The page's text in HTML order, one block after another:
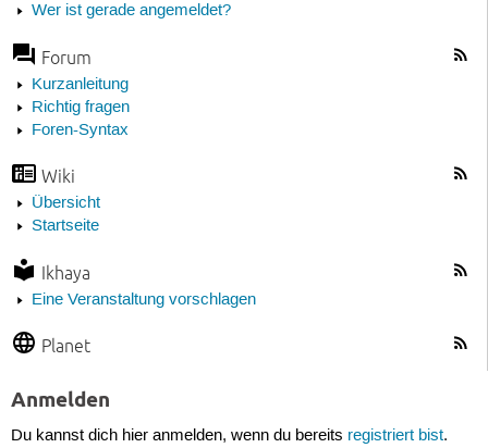
Wer ist gerade angemeldet?
Forum
Kurzanleitung
Richtig fragen
Foren-Syntax
Wiki
Übersicht
Startseite
Ikhaya
Eine Veranstaltung vorschlagen
Planet
Anmelden
Du kannst dich hier anmelden, wenn du bereits registriert bist.